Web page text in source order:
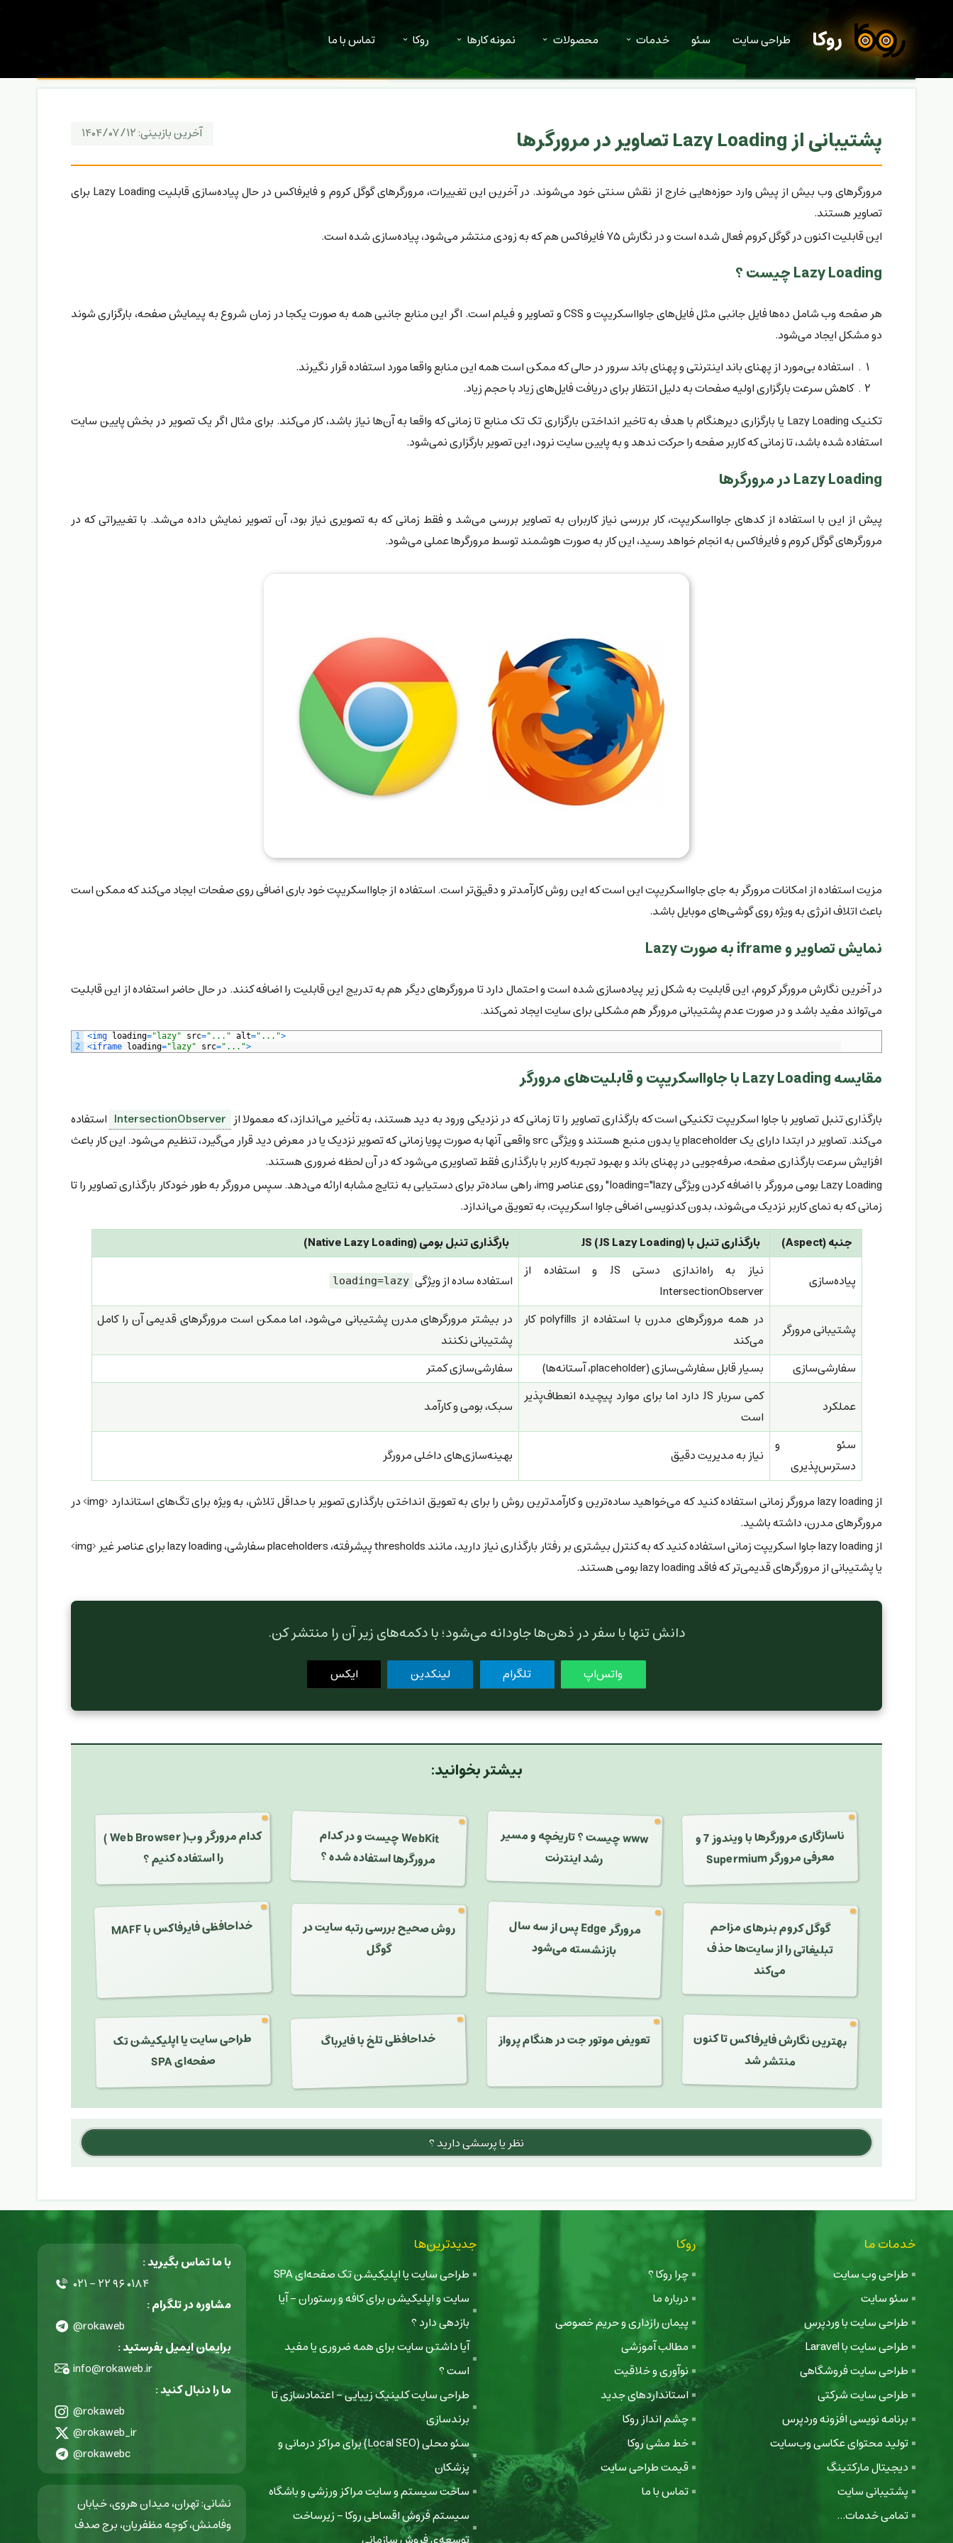
روکا طراحی سایت سئو خدمات محصولات نمونه کارها روکا تماس با ما
آخرین بازبینی:۱۴۰۴/۰۷/۱۲ پشتیبانی از Lazy Loading تصاویر در مرورگرها
مرورگرهای وب بیش از پیش وارد حوزه‌هایی خارج از نقش سنتی خود می‌شوند. در آخرین این تغییرات، مرورگرهای گوگل کروم و فایرفاکس در حال پیاده‌سازی قابلیت Lazy Loading برای
تصاویر هستند.
این قابلیت اکنون در گوگل کروم فعال شده است و در نگارش ۷۵ فایرفاکس هم که به زودی منتشر می‌شود، پیاد‌ه‌سازی شده است.
Lazy Loading چیست ؟
هر صفحه وب شامل ده‌ها فایل جانبی مثل فایل‌های جاوااسکریپت و CSS و تصاویر و فیلم است. اگر این منابع جانبی همه به صورت یکجا در زمان شروع به پیمایش صفحه، بارگزاری شوند
دو مشکل ایجاد می‌شود.
استفاده بی‌مورد از پهنای باند اینترنتی و پهنای باند سرور در حالی که ممکن است همه این منابع واقعا مورد استفاده قرار نگیرند.
کاهش سرعت بارگزاری اولیه صفحات به دلیل انتظار برای دریافت فایل‌های زیاد با حجم زیاد.
تکنیک Lazy Loading یا بارگزاری دیرهنگام با هدف به تاخیر انداختن بارگزاری تک تک منابع تا زمانی که واقعا به آن‌ها نیاز باشد، کار می‌کند. برای مثال اگر یک تصویر در بخش پایین سایت
استفاده شده باشد، تا زمانی که کاربر صفحه را حرکت ندهد و به پایین سایت نرود، این تصویر بارگزاری نمی‌شود.
Lazy Loading در مرورگرها
پیش از این با استفاده از کدهای جاوااسکریپت، کار بررسی نیاز کاربران به تصاویر بررسی می‌شد و فقط زمانی که به تصویری نیاز بود، آن تصویر نمایش داده می‌شد. با تغییراتی که در
مرورگرهای گوگل کروم و فایرفاکس به انجام خواهد رسید، این کار به صورت هوشمند توسط مرورگرها عملی می‌شود.
مزیت استفاده از امکانات مرورگر به جای جاوااسکریپت این است که این روش کارآمدتر و دقیق‌تر است. استفاده از جاوااسکریپت خود باری اضافی روی صفحات ایجاد می‌کند که ممکن است
باعث اتلاف انرژی به ویژه روی گوشی‌های موبایل باشد.
نمایش تصاویر و iframe به صورت Lazy
در آخرین نگارش مرورگر کروم، این قابلیت به شکل زیر پیاده‌سازی شده است و احتمال دارد تا مرورگرهای دیگر هم به تدریج این قابلیت را اضافه کنند. در حال حاضر استفاده از این قابلیت
می‌تواند مفید باشد و در صورت عدم پشتیبانی مرورگر هم مشکلی برای سایت ایجاد نمی‌کند.
1
2
<img loading="lazy" src="..." alt="...">
<iframe loading="lazy" src="...">
مقایسه Lazy Loading با جاوااسکریپت و قابلیت‌های مرورگر
بارگذاری تنبل تصاویر با جاوا اسکریپت تکنیکی است که بارگذاری تصاویر را تا زمانی که در نزدیکی ورود به دید هستند، به تأخیر می‌اندازد، که معمولا از IntersectionObserver استفاده
می‌کند. تصاویر در ابتدا دارای یک placeholder یا بدون منبع هستند و ویژگی src واقعی آنها به صورت پویا زمانی که تصویر نزدیک یا در معرض دید قرار می‌گیرد، تنظیم می‌شود. این کار باعث
افزایش سرعت بارگذاری صفحه، صرفه‌جویی در پهنای باند و بهبود تجربه کاربر با بارگذاری فقط تصاویری می‌شود که در آن لحظه ضروری هستند.
Lazy Loading بومی مرورگر با اضافه کردن ویژگی loading="lazy" روی عناصر img، راهی ساده‌تر برای دستیابی به نتایج مشابه ارائه می‌دهد. سپس مرورگر به طور خودکار بارگذاری تصاویر را تا
زمانی که به نمای کاربر نزدیک می‌شوند، بدون کدنویسی اضافی جاوا اسکریپت، به تعویق می‌اندازد.
جنبه (Aspect)
بارگذاری تنبل با JS (JS Lazy Loading)
بارگذاری تنبل بومی (Native Lazy Loading)
پیاده‌سازی
نیاز به راه‌اندازی دستی JS و استفاده از
IntersectionObserver
استفاده ساده از ویژگی loading=lazy
پشتیبانی مرورگر
در همه مرورگرهای مدرن با استفاده از polyfills کار
می‌کند
در بیشتر مرورگرهای مدرن پشتیبانی می‌شود، اما ممکن است مرورگرهای قدیمی آن را کامل
پشتیبانی نکنند
سفارشی‌سازی
بسیار قابل سفارشی‌سازی (placeholder، آستانه‌ها)
سفارشی‌سازی کمتر
عملکرد
کمی سربار JS دارد اما برای موارد پیچیده انعطاف‌پذیر
است
سبک، بومی و کارآمد
سئو و
دسترس‌پذیری
نیاز به مدیریت دقیق بهینه‌سازی‌های داخلی مرورگر
از lazy loading مرورگر زمانی استفاده کنید که می‌خواهید ساده‌ترین و کارآمدترین روش را برای به تعویق انداختن بارگذاری تصویر با حداقل تلاش، به ویژه برای تگ‌های استاندارد <img> در
مرورگرهای مدرن، داشته باشید.
از lazy loading جاوا اسکریپت زمانی استفاده کنید که به کنترل بیشتری بر رفتار بارگذاری نیاز دارید، مانند thresholds پیشرفته، placeholders سفارشی، lazy loading برای عناصر غیر <img>
یا پشتیبانی از مرورگرهای قدیمی‌تر که فاقد lazy loading بومی هستند.
دانش تنها با سفر در ذهن‌ها جاودانه می‌شود؛ با دکمه‌های زیر آن را منتشر کن.
واتس‌اپ تلگرام لینکدین ایکس
بیشتر بخوانید:
ناسازگاری مرورگرها با ویندوز 7 و
معرفی مرورگر Supermium
www چیست ؟ تاریخچه و مسیر
رشد اینترنت
WebKit چیست و در کدام
مرورگرها استفاده شده ؟
کدام مرورگر وب( Web Browser )
را استفاده کنیم ؟
گوگل کروم بنرهای مزاحم
تبلیغاتی را از سایت‌ها حذف
می‌کند
مرورگر Edge پس از سه سال
بازنشسته می‌شود
روش صحیح بررسی رتبه سایت در
گوگل
خداحافظی فایرفاکس با MAFF
بهترین نگارش فایرفاکس تا کنون
منتشر شد
تعویض موتور جت در هنگام پرواز خداحافظی تلخ با فایرباگ طراحی سایت یا اپلیکیشن تک
صفحه‌ای SPA
نظر یا پرسشی دارید ؟
خدمات ما
طراحی وب سایت
سئو سایت
طراحی سایت با وردپرس
طراحی سایت با Laravel
طراحی سایت فروشگاهی
طراحی سایت شرکتی
برنامه نویسی افزونه وردپرس
تولید محتوای عکاسی وب‌سایت
دیجیتال مارکتینگ
پشتیبانی سایت
تمامی خدمات...
روکا
چرا روکا ؟
درباره ما
پیمان رازداری و حریم خصوصی
مطالب آموزشی
نوآوری و خلاقیت
استانداردهای جدید
چشم انداز روکا
خط مشی روکا
قیمت طراحی سایت
تماس با ما
جدیدترین‌ها
طراحی سایت یا اپلیکیشن تک صفحه‌ای SPA
سایت و اپلیکیشن برای کافه و رستوران - آیا
بازدهی دارد ؟
آیا داشتن سایت برای همه ضروری یا مفید
است ؟
طراحی سایت کلینیک زیبایی - اعتمادسازی تا
برندسازی
سئو محلی (Local SEO) برای مراکز درمانی و
پزشکان
ساخت سیستم و سایت مراکز ورزشی و باشگاه
سیستم فروش اقساطی روکا - زیرساخت
با ما تماس بگیرید :
۰۲۱ - ۲۲ ۹۶ ۰۱۸۴
مشاوره در تلگرام :
@rokaweb
برایمان ایمیل بفرستید :
info@rokaweb.ir
ما را دنبال کنید :
@rokaweb
@rokaweb_ir
@rokawebc
نشانی: تهران، میدان هروی، خیابان
وفامنش، کوچه مظفریان، برج صدف